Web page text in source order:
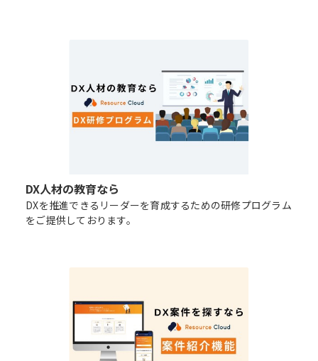
DX人材の教育なら
DXを推進できるリーダーを育成するための研修プログラム
をご提供しております。